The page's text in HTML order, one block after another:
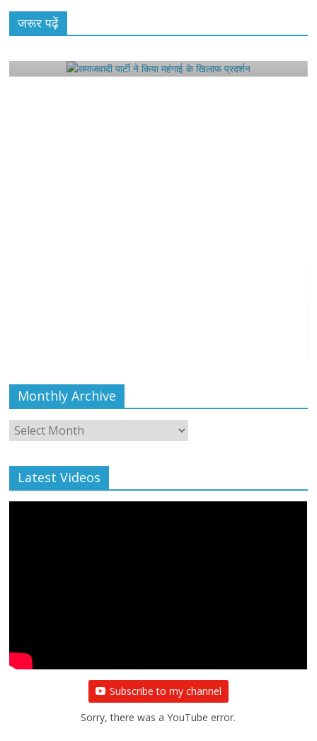
जरूर पढ़ें
राजनीतिक
समाजवादी पार्टी ने किया महंगाई के खिलाफ प्रदर्शन
Monthly Archive
Monthly
Archive
Latest Videos
Subscribe to my channel
Sorry, there was a YouTube error.